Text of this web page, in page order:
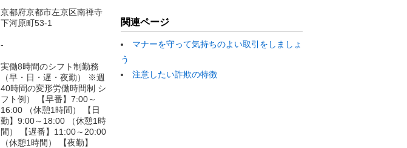
京都府京都市左京区南禅寺
下河原町53-1
-
実働8時間のシフト制勤務
（早・日・遅・夜勤） ※週
40時間の変形労働時間制 シ
フト例） 【早番】7:00～
16:00 （休憩1時間） 【日
勤】9:00～18:00 （休憩1時
間） 【遅番】11:00～20:00
（休憩1時間） 【夜勤】
関連ページ
マナーを守って気持ちのよい取引をしましょ
う
注意したい詐欺の特徴